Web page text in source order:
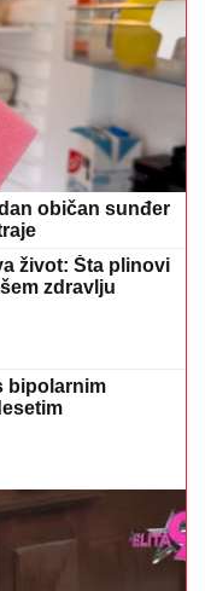
običan sunđer
život: Šta plinovi
zdravlju
bipolarnim